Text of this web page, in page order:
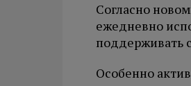
Согласно
ежедневно
поддерживать
Особенно